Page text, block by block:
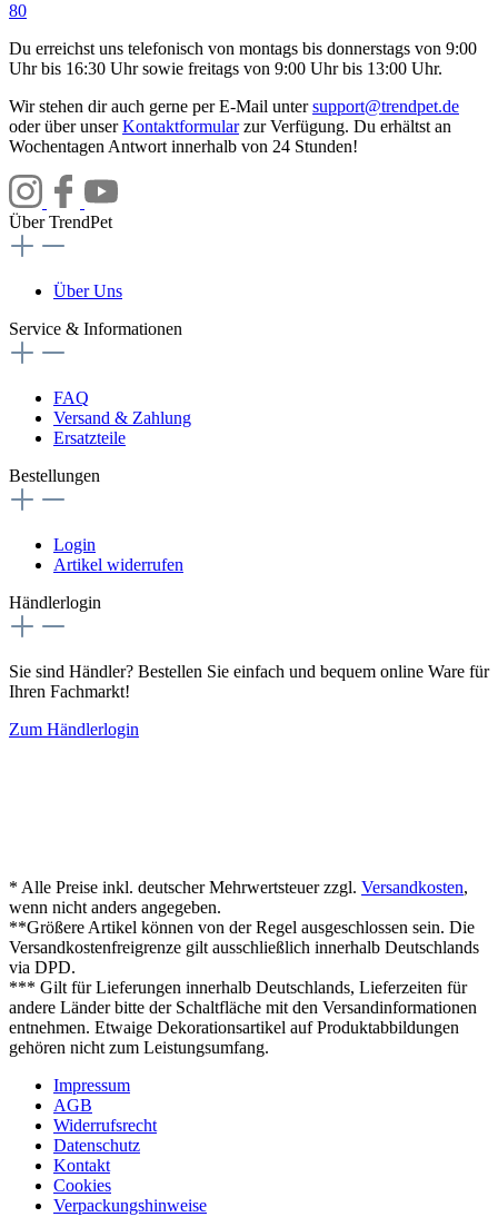
80
Du erreichst uns telefonisch von montags bis donnerstags von 9:00
Uhr bis 16:30 Uhr sowie freitags von 9:00 Uhr bis 13:00 Uhr.
Wir stehen dir auch gerne per E-Mail untersupport@trendpet.de
oder über unserKontaktformularzur Verfügung. Du erhältst an
Wochentagen Antwort innerhalb von 24 Stunden!
Über TrendPet
Über Uns
Service & Informationen
FAQ
Versand & Zahlung
Ersatzteile
Bestellungen
Login
Artikel widerrufen
Händlerlogin
Sie sind Händler? Bestellen Sie einfach und bequem online Ware für
Ihren Fachmarkt!
Zum Händlerlogin
* Alle Preise inkl. deutscher Mehrwertsteuer zzgl. Versandkosten,
wenn nicht anders angegeben.
**Größere Artikel können von der Regel ausgeschlossen sein. Die
Versandkostenfreigrenze gilt ausschließlich innerhalb Deutschlands
via DPD.
*** Gilt für Lieferungen innerhalb Deutschlands, Lieferzeiten für
andere Länder bitte der Schaltfläche mit den Versandinformationen
entnehmen. Etwaige Dekorationsartikel auf Produktabbildungen
gehören nicht zum Leistungsumfang.
Impressum
AGB
Widerrufsrecht
Datenschutz
Kontakt
Cookies
Verpackungshinweise